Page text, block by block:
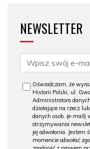
NEWSLETTER
Oświadczam, że
Historii Polski, ul.
Administratora
działające na rzecz
danych osob. (e-mail)
otrzymywania
jej odwołania.
momencie odwołać